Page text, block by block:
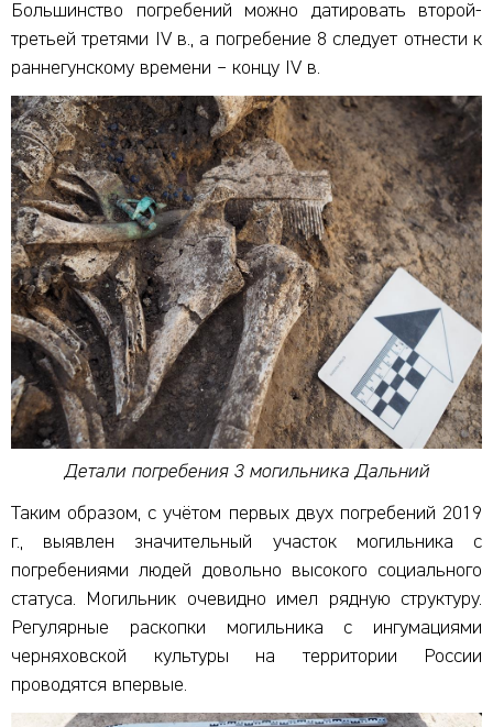
Большинство погребений можно датировать второй-
третьей третями IV в., а погребение 8 следует отнести к
раннегунскому времени – концу IV в.
Детали погребения 3 могильника Дальний
Таким образом, с учётом первых двух погребений 2019
г., выявлен значительный участок могильника с
погребениями людей довольно высокого социального
статуса. Могильник очевидно имел рядную структуру.
Регулярные раскопки могильника с ингумациями
черняховской культуры на территории России
проводятся впервые.